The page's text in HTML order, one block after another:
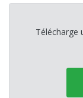
Télécharge